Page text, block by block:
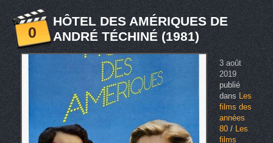
0
HÔTEL DES AMÉRIQUES DE
ANDRÉ TÉCHINÉ (1981)
3 août
2019
publié
dansLes
films des
années
80/Les
films